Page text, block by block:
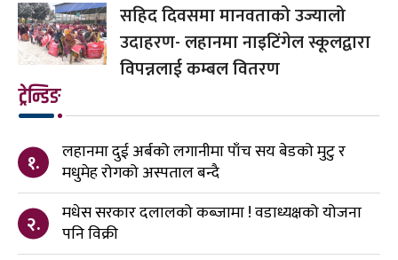
सहिद दिवसमा मानवताको उज्यालो
उदाहरण- लहानमा नाइटिंगेल स्कूलद्वारा
विपन्नलाई कम्बल वितरण
ट्रेन्डिङ
१.
लहानमा दुई अर्बको लगानीमा पाँच सय बेडको मुटु र
मधुमेह रोगको अस्पताल बन्दै
२.
मधेस सरकार दलालको कब्जामा ! वडाध्यक्षको योजना
पनि विक्री